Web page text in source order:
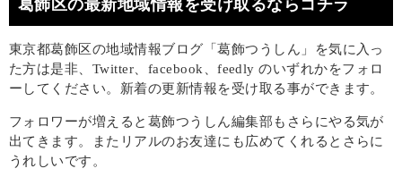
葛飾区の最新地域情報を受け取るならコチラ
東京都葛飾区の地域情報ブログ「葛飾つうしん」を気に入っ
た方は是非、Twitter、facebook、feedly のいずれかをフォロ
ーしてください。新着の更新情報を受け取る事ができます。
フォロワーが増えると葛飾つうしん編集部もさらにやる気が
出てきます。またリアルのお友達にも広めてくれるとさらに
うれしいです。